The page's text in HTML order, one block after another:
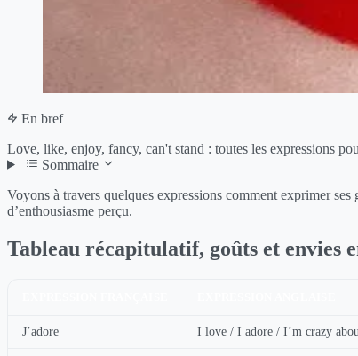
En bref
Love, like, enjoy, fancy, can't stand : toutes les expressions
Sommaire
Voyons à travers quelques expressions comment exprimer
d’enthousiasme perçu.
Tableau récapitulatif, goûts et envies
J’adore I love / I adore / I’m crazy